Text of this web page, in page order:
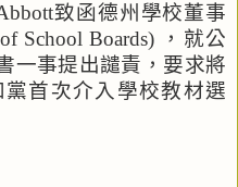
致函德州學校董事
School Boards)
，就公
一事提出譴責，要求將
首次介入學校教材選